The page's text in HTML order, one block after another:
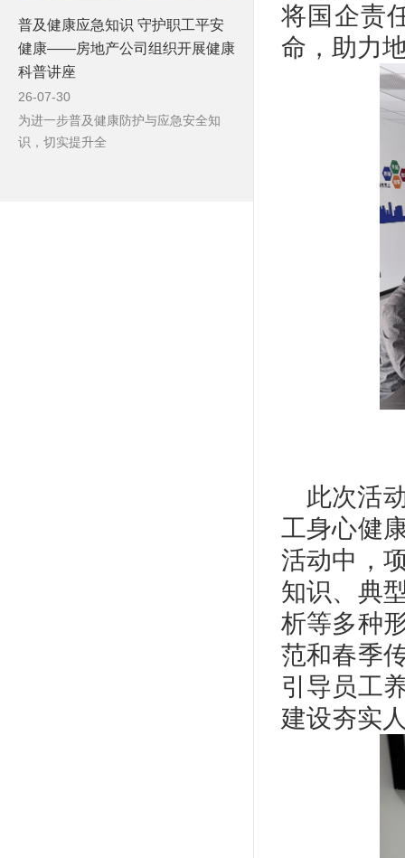
普及健康应急知识 守护职工平安
健康——房地产公司组织开展健康
科普讲座
26-07-30
为进一步普及健康防护与应急安全知
识，切实提升全
将国企责
命，助力
此次活
工身心健
活动中，
知识、典
析等多种
范和春季
引导员工
建设夯实